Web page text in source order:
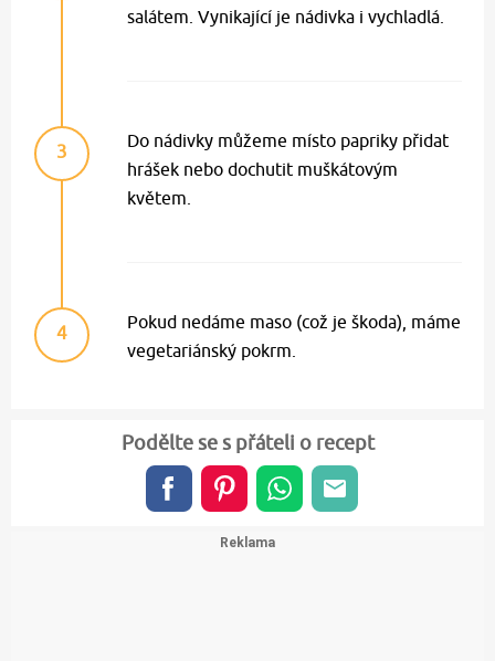
salátem. Vynikající je nádivka i vychladlá.
3
Do nádivky můžeme místo papriky přidat
hrášek nebo dochutit muškátovým
květem.
4
Pokud nedáme maso (což je škoda), máme
vegetariánský pokrm.
Podělte se s přáteli o recept